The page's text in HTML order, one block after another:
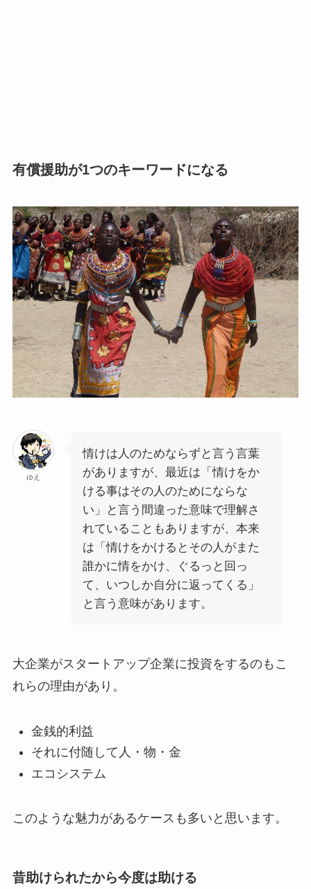
有償援助が1つのキーワードになる
ゆえ
情けは人のためならずと言う言葉
がありますが、最近は「情けをか
ける事はその人のためにならな
い」と言う間違った意味で理解さ
れていることもありますが、本来
は「情けをかけるとその人がまた
誰かに情をかけ、ぐるっと回っ
て、いつしか自分に返ってくる」
と言う意味があります。
大企業がスタートアップ企業に投資をするのもこ
れらの理由があり。
金銭的利益
それに付随して人・物・金
エコシステム
このような魅力があるケースも多いと思います。
昔助けられたから今度は助ける